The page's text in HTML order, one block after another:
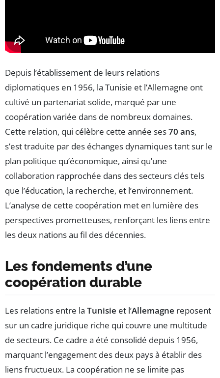
Depuis l’établissement de leurs relations
diplomatiques en 1956, la Tunisie et l’Allemagne ont
cultivé un partenariat solide, marqué par une
coopération variée dans de nombreux domaines.
Cette relation, qui célèbre cette année ses70 ans,
s’est traduite par des échanges dynamiques tant sur le
plan politique qu’économique, ainsi qu’une
collaboration rapprochée dans des secteurs clés tels
que l’éducation, la recherche, et l’environnement.
L’analyse de cette coopération met en lumière des
perspectives prometteuses, renforçant les liens entre
les deux nations au fil des décennies.
Les fondements d’une
coopération durable
Les relations entre la Tunisie et l’Allemagne reposent
sur un cadre juridique riche qui couvre une multitude
de secteurs. Ce cadre a été consolidé depuis 1956,
marquant l’engagement des deux pays à établir des
liens fructueux. La coopération ne se limite pas